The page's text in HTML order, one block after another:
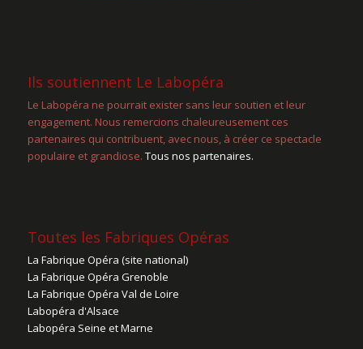
Ils soutiennent Le Labopéra
Le Labopéra ne pourrait exister sans leur soutien et leur
engagement. Nous remercions chaleureusement ces
partenaires qui contribuent, avec nous, à créer ce spectacle
populaire et grandiose. Tous nos partenaires.
Toutes les Fabriques Opéras
La Fabrique Opéra (site national)
La Fabrique Opéra Grenoble
La Fabrique Opéra Val de Loire
Labopéra d'Alsace
Labopéra Seine et Marne